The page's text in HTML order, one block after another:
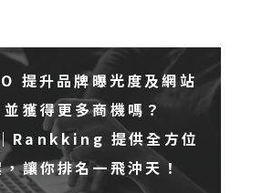
提升品牌曝光度及網站
獲得更多商機嗎？
Rankking 提供全方位
讓你排名一飛沖天！